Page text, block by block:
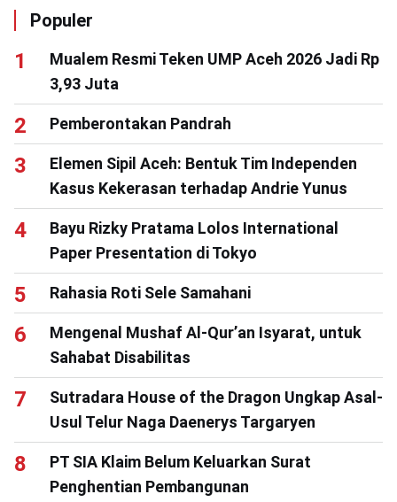
Populer
Mualem Resmi Teken UMP Aceh 2026 Jadi Rp
3,93 Juta
Pemberontakan Pandrah
Elemen Sipil Aceh: Bentuk Tim Independen
Kasus Kekerasan terhadap Andrie Yunus
Bayu Rizky Pratama Lolos International
Paper Presentation di Tokyo
Rahasia Roti Sele Samahani
Mengenal Mushaf Al-Qur’an Isyarat, untuk
Sahabat Disabilitas
Sutradara House of the Dragon Ungkap Asal-
Usul Telur Naga Daenerys Targaryen
PT SIA Klaim Belum Keluarkan Surat
Penghentian Pembangunan